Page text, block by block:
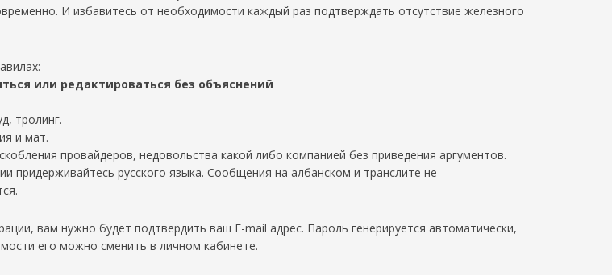
И избавитесь от необходимости каждый раз подтверждать отсутствие железного
или редактироваться без объяснений
тролинг.
и мат.
провайдеров, недовольства какой либо компанией без приведения аргументов.
придерживайтесь русского языка. Сообщения на албанском и транслите не
вам нужно будет подтвердить ваш E-mail адрес. Пароль генерируется автоматически,
его можно сменить в личном кабинете.